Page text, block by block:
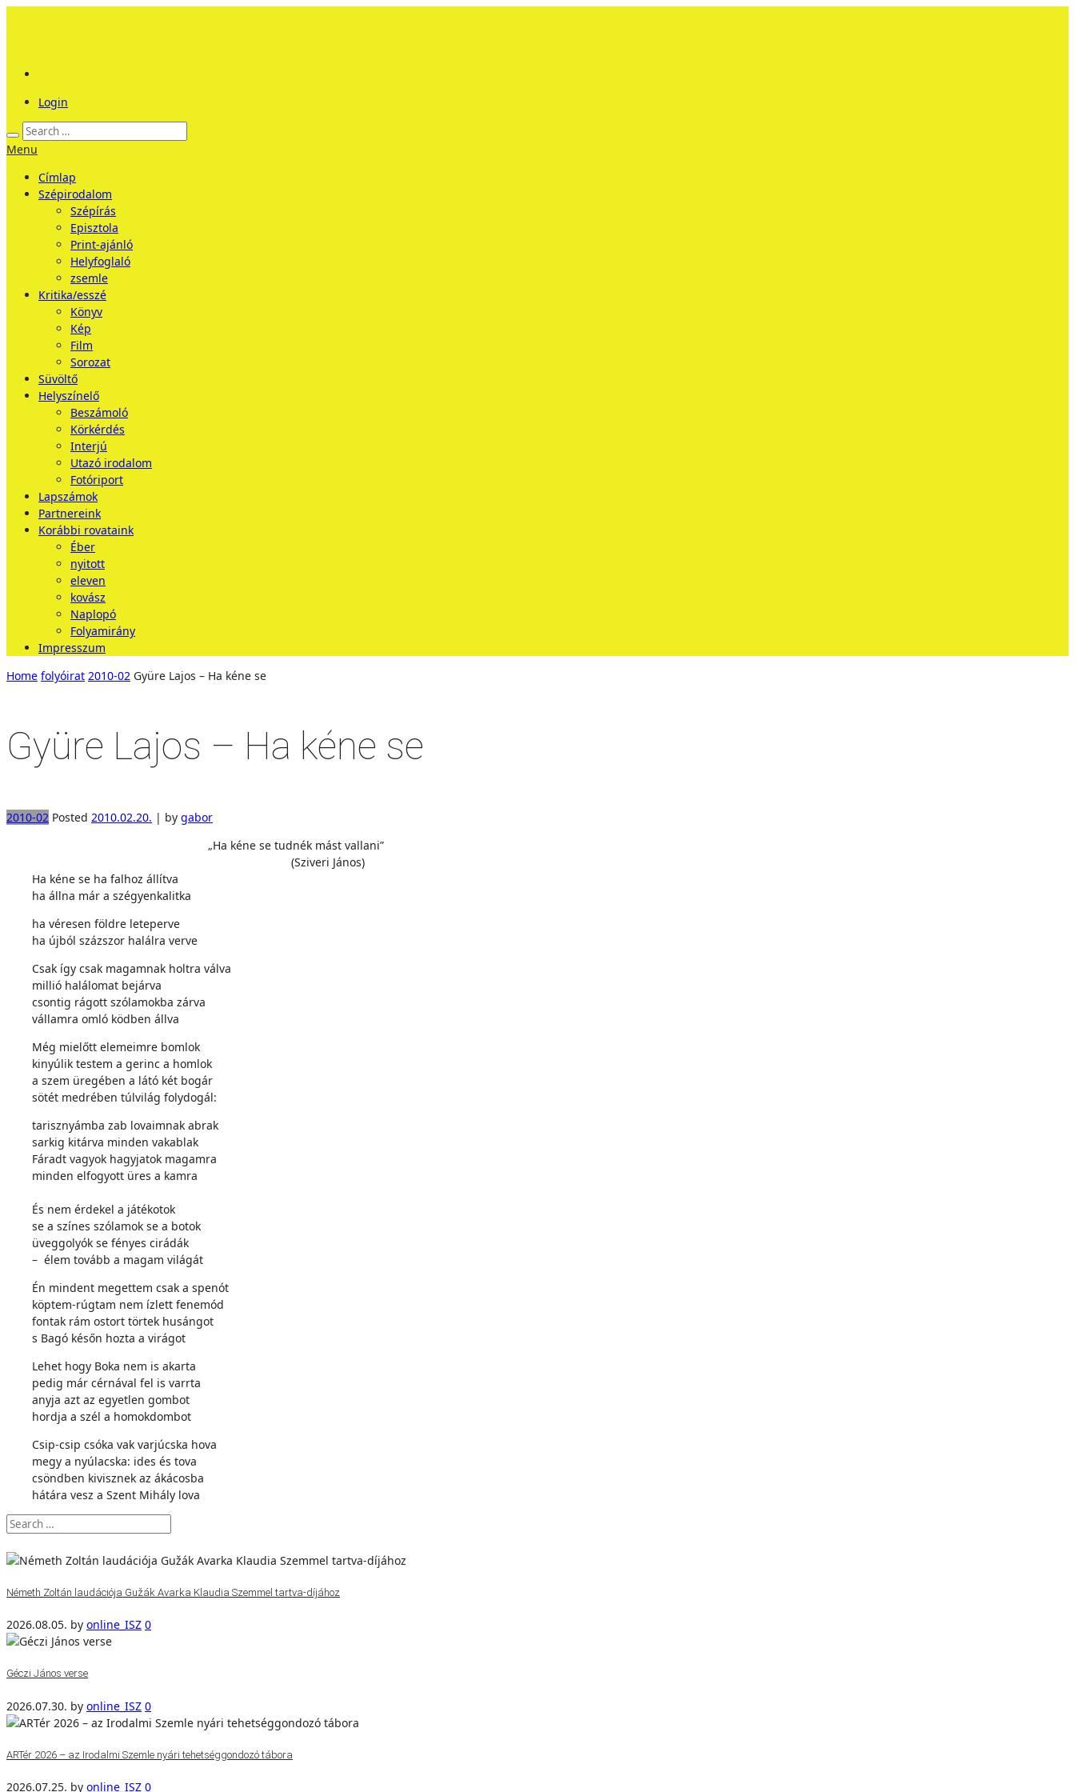
Login
Menu
Címlap
Szépirodalom
Szépírás
Episztola
Print-ajánló
Helyfoglaló
zsemle
Kritika/esszé
Könyv
Kép
Film
Sorozat
Süvöltő
Helyszínelő
Beszámoló
Körkérdés
Interjú
Utazó irodalom
Fotóriport
Lapszámok
Partnereink
Korábbi rovataink
Éber
nyitott
eleven
kovász
Naplopó
Folyamirány
Impresszum
Home folyóirat 2010-02 Gyüre Lajos – Ha kéne se
Gyüre Lajos – Ha kéne se
2010-02 Posted 2010.02.20. | by gabor
„Ha kéne se tudnék mást vallani”
(Sziveri János)
Ha kéne se ha falhoz állítva
ha állna már a szégyenkalitka
ha véresen földre leteperve
ha újból százszor halálra verve
Csak így csak magamnak holtra válva
millió halálomat bejárva
csontig rágott szólamokba zárva
vállamra omló ködben állva
Még mielőtt elemeimre bomlok
kinyúlik testem a gerinc a homlok
a szem üregében a látó két bogár
sötét medrében túlvilág folydogál:
tarisznyámba zab lovaimnak abrak
sarkig kitárva minden vakablak
Fáradt vagyok hagyjatok magamra
minden elfogyott üres a kamra
És nem érdekel a játékotok
se a színes szólamok se a botok
üveggolyók se fényes cirádák
– élem tovább a magam világát
Én mindent megettem csak a spenót
köptem-rúgtam nem ízlett fenemód
fontak rám ostort törtek husángot
s Bagó későn hozta a virágot
Lehet hogy Boka nem is akarta
pedig már cérnával fel is varrta
anyja azt az egyetlen gombot
hordja a szél a homokdombot
Csip-csip csóka vak varjúcska hova
megy a nyúlacska: ides és tova
csöndben kivisznek az ákácosba
hátára vesz a Szent Mihály lova
Németh Zoltán laudációja Gužák Avarka Klaudia Szemmel tartva-díjához
2026.08.05. by online_ISZ 0
Géczi János verse
2026.07.30. by online_ISZ 0
ARTér 2026 – az Irodalmi Szemle nyári tehetséggondozó tábora
2026.07.25. by online_ISZ 0